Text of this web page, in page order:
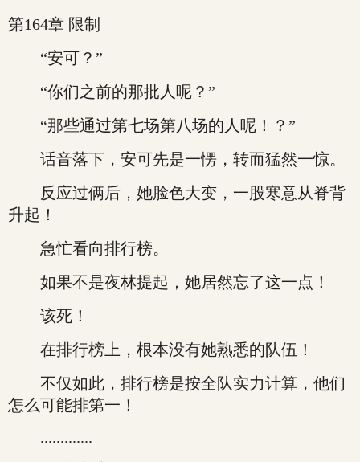
第164章 限制
“安可？”
“你们之前的那批人呢？”
“那些通过第七场第八场的人呢！？”
话音落下，安可先是一愣，转而猛然一惊。
反应过俩后，她脸色大变，一股寒意从脊背
升起！
急忙看向排行榜。
如果不是夜林提起，她居然忘了这一点！
该死！
在排行榜上，根本没有她熟悉的队伍！
不仅如此，排行榜是按全队实力计算，他们
怎么可能排第一！
.............